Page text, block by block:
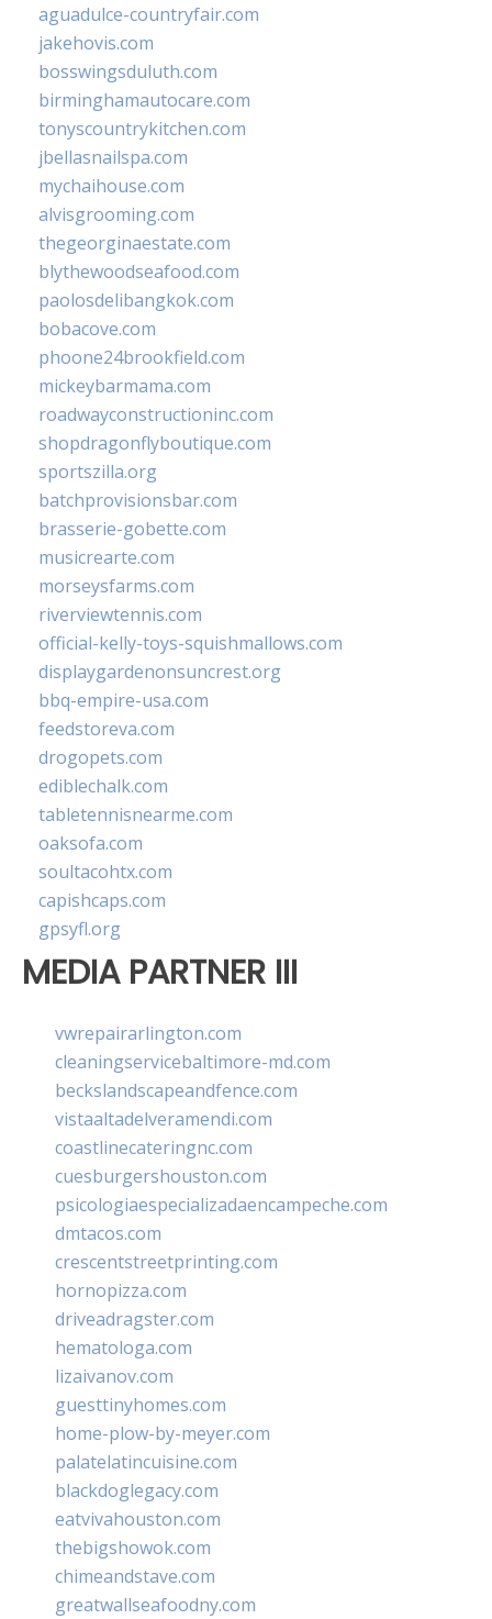
aguadulce-countryfair.com
jakehovis.com
bosswingsduluth.com
birminghamautocare.com
tonyscountrykitchen.com
jbellasnailspa.com
mychaihouse.com
alvisgrooming.com
thegeorginaestate.com
blythewoodseafood.com
paolosdelibangkok.com
bobacove.com
phoone24brookfield.com
mickeybarmama.com
roadwayconstructioninc.com
shopdragonflyboutique.com
sportszilla.org
batchprovisionsbar.com
brasserie-gobette.com
musicrearte.com
morseysfarms.com
riverviewtennis.com
official-kelly-toys-squishmallows.com
displaygardenonsuncrest.org
bbq-empire-usa.com
feedstoreva.com
drogopets.com
ediblechalk.com
tabletennisnearme.com
oaksofa.com
soultacohtx.com
capishcaps.com
gpsyfl.org
MEDIA PARTNER III
vwrepairarlington.com
cleaningservicebaltimore-md.com
beckslandscapeandfence.com
vistaaltadelveramendi.com
coastlinecateringnc.com
cuesburgershouston.com
psicologiaespecializadaencampeche.com
dmtacos.com
crescentstreetprinting.com
hornopizza.com
driveadragster.com
hematologa.com
lizaivanov.com
guesttinyhomes.com
home-plow-by-meyer.com
palatelatincuisine.com
blackdoglegacy.com
eatvivahouston.com
thebigshowok.com
chimeandstave.com
greatwallseafoodny.com